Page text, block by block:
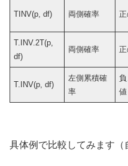
TINV(p, df) 両側確率
T.INV.2T(p,
df)
両側確率
T.INV(p, df)
左側累積確
率
値
具体例で比較してみます（